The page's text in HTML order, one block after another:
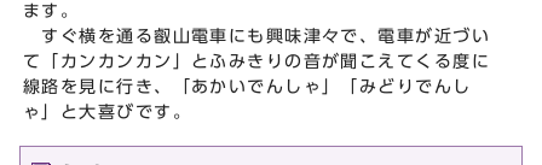
ます。
すぐ横を通る叡山電車にも興味津々で、電車が近づい
て「カンカンカン」とふみきりの音が聞こえてくる度に
線路を見に行き、「あかいでんしゃ」「みどりでんし
ゃ」と大喜びです。